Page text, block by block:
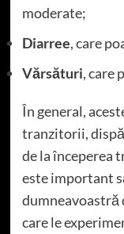
moderate;
Diarree, care
Vărsături, care
În general,
tranzitorii,
de la începerea
este important
dumneavoastră
care le